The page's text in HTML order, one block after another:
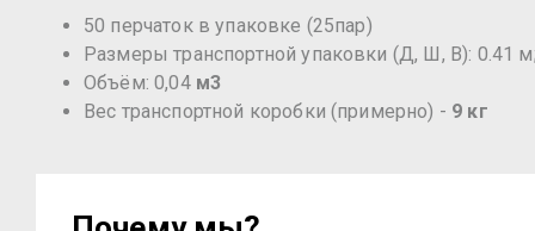
50 перчаток в упаковке (25пар)
Размеры транспортной упаковки (Д, Ш, В): 0.41
Объём: 0,04м3
Вес транспортной коробки (примерно) - 9 кг